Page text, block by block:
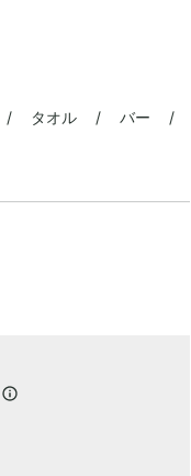
/ タオル / バー /